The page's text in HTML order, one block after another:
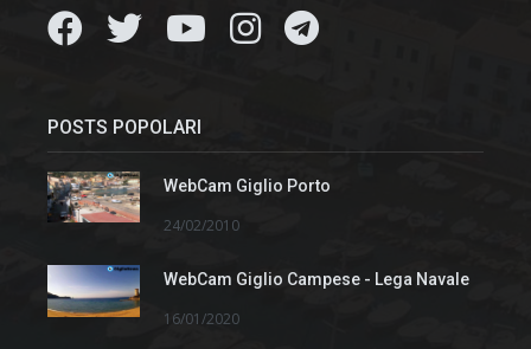
POSTS POPOLARI
WebCam Giglio Porto
24/02/2010
WebCam Giglio Campese - Lega Navale
16/01/2020